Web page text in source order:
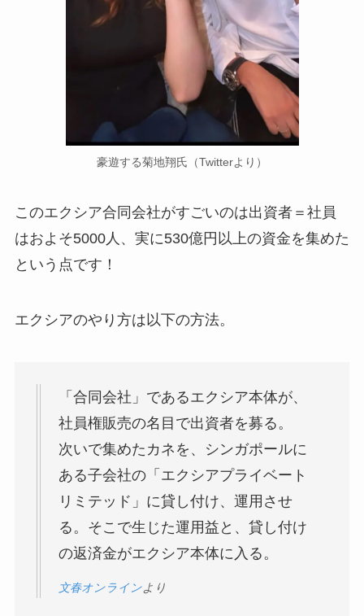
豪遊する菊地翔氏（Twitterより）
このエクシア合同会社がすごいのは出資者＝社員
はおよそ5000人、実に530億円以上の資金を集めた
という点です！
エクシアのやり方は以下の方法。
「合同会社」であるエクシア本体が、
社員権販売の名目で出資者を募る。
次いで集めたカネを、シンガポールに
ある子会社の「エクシアプライベート
リミテッド」に貸し付け、運用させ
る。そこで生じた運用益と、貸し付け
の返済金がエクシア本体に入る。
文春オンラインより